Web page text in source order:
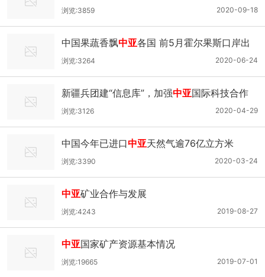
破3000列
2020-09-18
浏览:3859
中国果蔬香飘中亚各国 前5月霍尔果斯口岸出
口果蔬3万多吨
2020-06-24
浏览:3264
新疆兵团建“信息库”，加强中亚国际科技合作
2020-04-29
浏览:3126
中国今年已进口中亚天然气逾76亿立方米
2020-03-24
浏览:3390
中亚矿业合作与发展
2019-08-27
浏览:4243
中亚国家矿产资源基本情况
2019-07-01
浏览:19665